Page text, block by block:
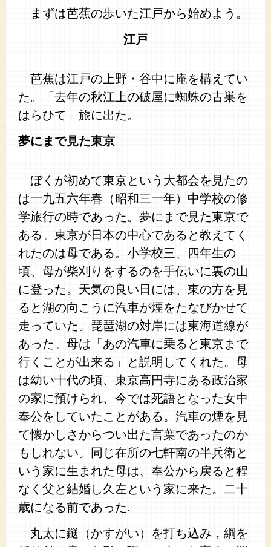
まずは芭蕉の歩いた江戸から始めよう。
江戸
芭蕉は江戸の上野・谷中に庵を構えてい
た。「去年の秋江上の破屋に蜘蛛の古巣を
はらひて」旅に出た。
夢にまで見た東京
ぼくが初めて東京という大都会を見たの
は一九五六年春（昭和三一年）中学校の修
学旅行の時であった。夢にまで見た東京で
ある。東京が日本の中心であると教えてく
れたのは母である。小学校三、四年生の
頃、母が柴刈りをするのを手伝いに裏の山
に登った。天気の良い日には、東の方を見
ると湖の向こうに汽車が煙をたなびかせて
走っていた。琵琶湖の対岸には東海道線が
あった。母は「あの汽車に乗ると東京まで
行くことが出来る」と説明してくれた。母
は幼い十代の頃、東京高円寺にある政治家
の家に預けられ、今では死語となった女中
奉公をしていたことがある。汽車の煙を見
て懐かしさからつい出た言葉であったのか
もしれない。同じ在所の七軒南の半兵衛と
いう家に生まれた母は、奉公から戻ると程
なく父と結婚し久左という家に来た。二十
歳になる前であった.
丸太に鎹（かすがい）を打ち込み，綱を